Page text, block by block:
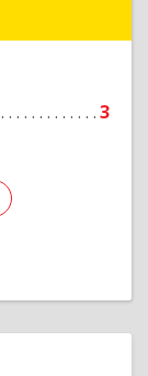
3
Подробнее